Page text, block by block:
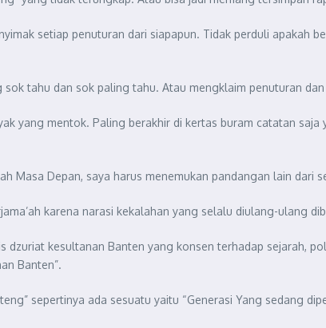
setiap penuturan dari siapapun. Tidak perduli apakah
tahu dan sok paling tahu. Atau mengklaim penuturan
yang mentok. Paling berakhir di kertas buram catatan
Masa Depan, saya harus menemukan pandangan lain dari
karena narasi kekalahan yang selalu diulang-ulang
dzuriat kesultanan Banten yang konsen terhadap sejarah,
Banten”.
sepertinya ada sesuatu yaitu “Generasi Yang sedang